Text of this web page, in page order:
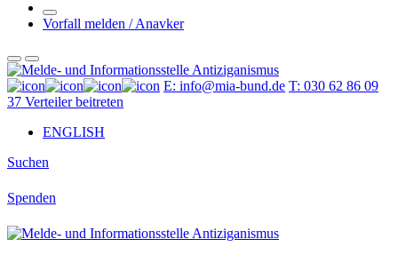
Vorfall melden / Anavker
E: info@mia-bund.de T: 030 62 86 09
37 Verteiler beitreten
ENGLISH
Suchen
Spenden